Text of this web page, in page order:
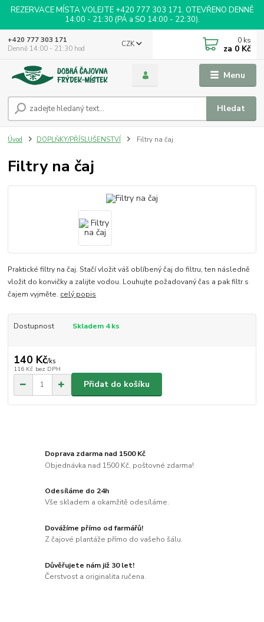
REZERVACE MÍSTA VOLEJTE +420 777 303 171. OTEVŘENO DENNĚ
14:00 - 21:30 (PÁ a SO 14:00 - 22:30).
Menu
CZK
Hledat
+420 777 303 171
Denně 14:00 - 21:30 hod
0 ks
za 0 Kč
Úvod DOPLŇKY/PŘÍSLUŠENSTVÍ Filtry na čaj
Filtry na čaj
Praktické filtry na čaj. Stačí vložit váš oblíbený čaj do filtru, ten následně
vložit do konvičky a zalijte vodou. Louhujte požadovaný čas a pak filtr s
čajem vyjměte. celý popis
Dostupnost Skladem 4 ks
140 Kč/ks
116 Kč bez DPH
Přidat do košíku
Doprava zdarma nad 1500 Kč
Objednávka nad 1500 Kč, poštovné zdarma!
Odesíláme do 24h
Vše skladem a okamžitě odesíláme.
Dovážíme přímo od farmářů!
Z čajové plantáže přímo do vašeho šálu.
Důvěřujete nám již 30 let!
Čerstvost a originalita ručena.